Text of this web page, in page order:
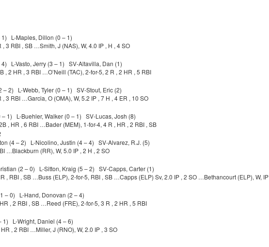
1) L-Maples, Dillon (0 – 1)
3 RBI , SB …Smith, J (NAS), W, 4.0 IP , H , 4 SO
4) L-Vasto, Jerry (3 – 1) SV-Altavilla, Dan (1)
, 2 HR , 3 RBI …O’Neill (TAC), 2-for-5, 2 R , 2 HR , 5 RBI
– 2) L-Webb, Tyler (0 – 1) SV-Stout, Eric (2)
3 RBI …Garcia, O (OMA), W, 5.2 IP , 7 H , 4 ER , 10 SO
– 1) L-Buehler, Walker (0 – 1) SV-Lucas, Josh (8)
, HR , 6 RBI …Bader (MEM), 1-for-4, 4 R , HR , 2 RBI , SB
(4 – 2) L-Nicolino, Justin (4 – 4) SV-Alvarez, R.J. (5)
…Blackburn (RR), W, 5.0 IP , 2 H , 2 SO
(2 – 0) L-Sitton, Kraig (5 – 2) SV-Capps, Carter (1)
, RBI , SB …Buss (ELP), 2-for-5, RBI , SB …Capps (ELP) Sv, 2.0 IP , 2 SO …Bethancourt (ELP), W, IP
– 0) L-Hand, Donovan (2 – 4)
, 2 RBI , SB …Reed (FRE), 2-for-5, 3 R , 2 HR , 5 RBI
1) L-Wright, Daniel (4 – 6)
, 2 RBI …Miller, J (RNO), W, 2.0 IP , 3 SO